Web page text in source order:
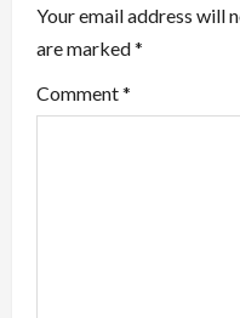
i
g
a
Your email address will
are marked*
Comment*